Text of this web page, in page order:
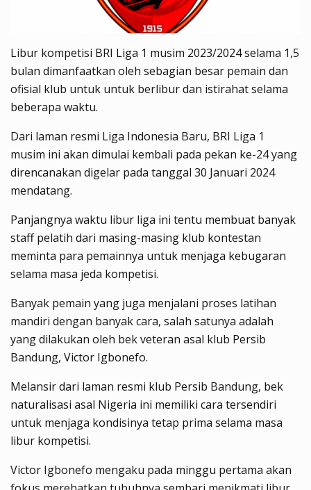
Libur kompetisi BRI Liga 1 musim 2023/2024 selama 1,5
bulan dimanfaatkan oleh sebagian besar pemain dan
ofisial klub untuk untuk berlibur dan istirahat selama
beberapa waktu.
Dari laman resmi Liga Indonesia Baru, BRI Liga 1
musim ini akan dimulai kembali pada pekan ke-24 yang
direncanakan digelar pada tanggal 30 Januari 2024
mendatang.
Panjangnya waktu libur liga ini tentu membuat banyak
staff pelatih dari masing-masing klub kontestan
meminta para pemainnya untuk menjaga kebugaran
selama masa jeda kompetisi.
Banyak pemain yang juga menjalani proses latihan
mandiri dengan banyak cara, salah satunya adalah
yang dilakukan oleh bek veteran asal klub Persib
Bandung, Victor Igbonefo.
Melansir dari laman resmi klub Persib Bandung, bek
naturalisasi asal Nigeria ini memiliki cara tersendiri
untuk menjaga kondisinya tetap prima selama masa
libur kompetisi.
Victor Igbonefo mengaku pada minggu pertama akan